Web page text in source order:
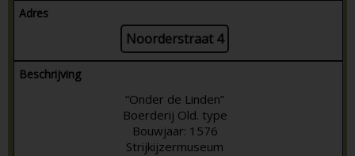
Adres
Noorderstraat 4
Beschrijving
“Onder de Linden”
Boerderij Old. type
Bouwjaar: 1576
Strijkijzermuseum